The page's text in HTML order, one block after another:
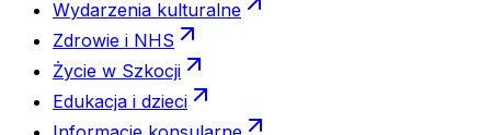
Wydarzenia kulturalne
Zdrowie i NHS
Życie w Szkocji
Edukacja i dzieci